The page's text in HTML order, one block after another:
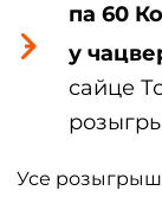
па 60
у
сайце
Усе